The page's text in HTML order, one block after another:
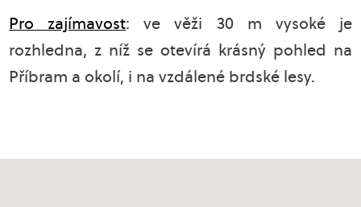
Pro zajímavost: ve věži 30 m vysoké je
rozhledna, z níž se otevírá krásný pohled na
Příbram a okolí, i na vzdálené brdské lesy.